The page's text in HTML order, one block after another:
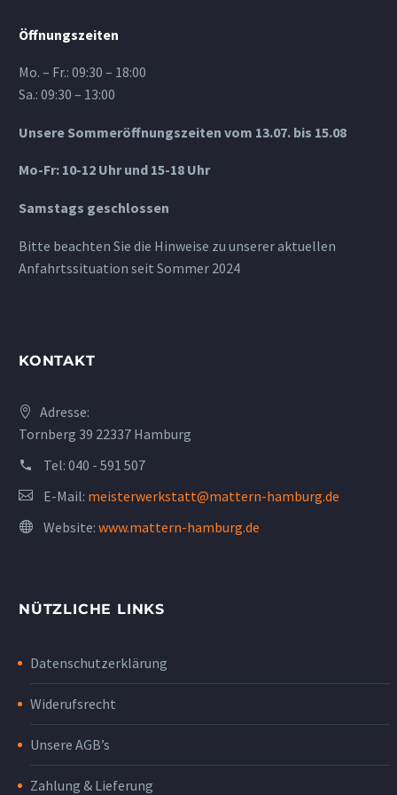
Öffnungszeiten
Mo. – Fr.: 09:30 – 18:00
Sa.: 09:30 – 13:00
Unsere Sommeröffnungszeiten vom 13.07. bis 15.08
Mo-Fr: 10-12 Uhr und 15-18 Uhr
Samstags geschlossen
Bitte beachten Sie die Hinweise zu unserer aktuellen
Anfahrtssituation seit Sommer 2024
KONTAKT
Adresse:
Tornberg 39 22337 Hamburg
Tel: 040 - 591 507
E-Mail: meisterwerkstatt@mattern-hamburg.de
Website: www.mattern-hamburg.de
NÜTZLICHE LINKS
Datenschutzerklärung
Widerufsrecht
Unsere AGB’s
Zahlung & Lieferung